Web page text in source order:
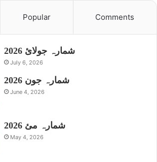
Popular Comments
شمارہ جولائ 2026
July 6, 2026
شمارہ جون 2026
June 4, 2026
شمارہ مئ 2026
May 4, 2026